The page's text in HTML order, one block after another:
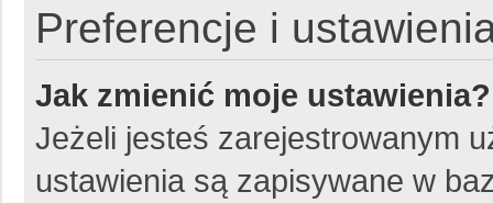
Preferencje i
Jak zmienić moje ustawienia?
Jeżeli jesteś zarejestrowanym
ustawienia są zapisywane w